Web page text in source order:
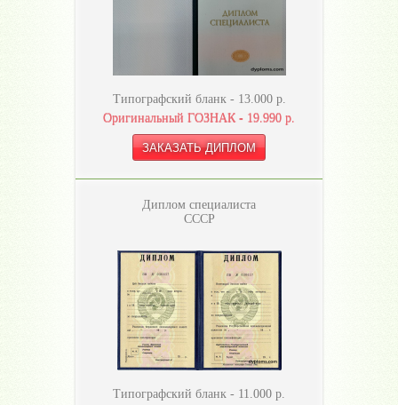
Типографский бланк - 13.000р.
Оригинальный ГОЗНАК - 19.990 р.
Диплом специалиста
СССР
Типографский бланк - 11.000 р.